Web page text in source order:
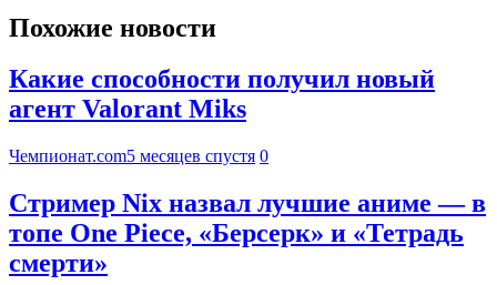
Похожие новости
Какие способности получил новый
агент Valorant Miks
Чемпионат.com5 месяцев спустя 0
Стример Nix назвал лучшие аниме — в
топе One Piece, «Берсерк» и «Тетрадь
смерти»